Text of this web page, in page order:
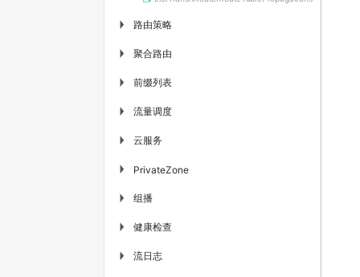
▶ 路由策略
▶ 聚合路由
▶ 前缀列表
▶ 流量调度
▶ 云服务
▶ PrivateZone
▶ 组播
▶ 健康检查
▶ 流日志